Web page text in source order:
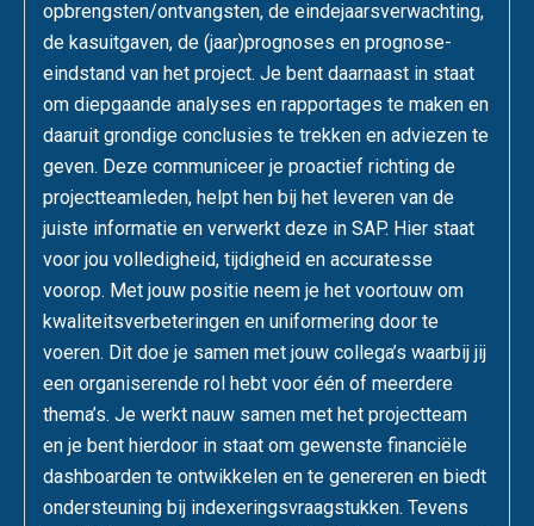
opbrengsten/ontvangsten, de eindejaarsverwachting,
de kasuitgaven, de (jaar)prognoses en prognose-
eindstand van het project. Je bent daarnaast in staat
om diepgaande analyses en rapportages te maken en
daaruit grondige conclusies te trekken en adviezen te
geven. Deze communiceer je proactief richting de
projectteamleden, helpt hen bij het leveren van de
juiste informatie en verwerkt deze in SAP. Hier staat
voor jou volledigheid, tijdigheid en accuratesse
voorop. Met jouw positie neem je het voortouw om
kwaliteitsverbeteringen en uniformering door te
voeren. Dit doe je samen met jouw collega’s waarbij jij
een organiserende rol hebt voor één of meerdere
thema’s. Je werkt nauw samen met het projectteam
en je bent hierdoor in staat om gewenste financiële
dashboarden te ontwikkelen en te genereren en biedt
ondersteuning bij indexeringsvraagstukken. Tevens